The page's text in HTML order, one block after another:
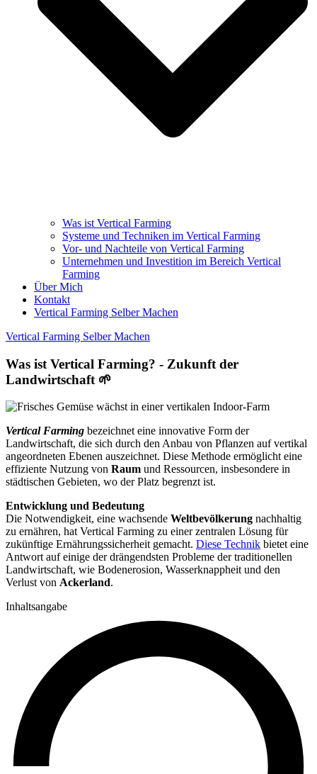
Was ist Vertical Farming
Systeme und Techniken im Vertical Farming
Vor- und Nachteile von Vertical Farming
Unternehmen und Investition im Bereich Vertical
Farming
Über Mich
Kontakt
Vertical Farming Selber Machen
Vertical Farming Selber Machen
Was ist Vertical Farming? - Zukunft der
Landwirtschaft 🌱
Vertical Farming bezeichnet eine innovative Form der
Landwirtschaft, die sich durch den Anbau von Pflanzen auf vertikal
angeordneten Ebenen auszeichnet. Diese Methode ermöglicht eine
effiziente Nutzung von Raum und Ressourcen, insbesondere in
städtischen Gebieten, wo der Platz begrenzt ist.
Entwicklung und Bedeutung
Die Notwendigkeit, eine wachsende Weltbevölkerung nachhaltig
zu ernähren, hat Vertical Farming zu einer zentralen Lösung für
zukünftige Ernährungssicherheit gemacht. Diese Technik bietet eine
Antwort auf einige der drängendsten Probleme der traditionellen
Landwirtschaft, wie Bodenerosion, Wasserknappheit und den
Verlust von Ackerland.
Inhaltsangabe